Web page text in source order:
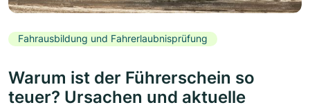
Fahrausbildung und Fahrerlaubnisprüfung
Warum ist der Führerschein so
teuer? Ursachen und aktuelle